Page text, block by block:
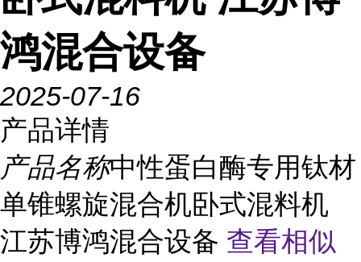
鸿混合设备
2025-07-16
产品详情
产品名称中性蛋白酶专用钛材
单锥螺旋混合机卧式混料机
江苏博鸿混合设备 查看相似